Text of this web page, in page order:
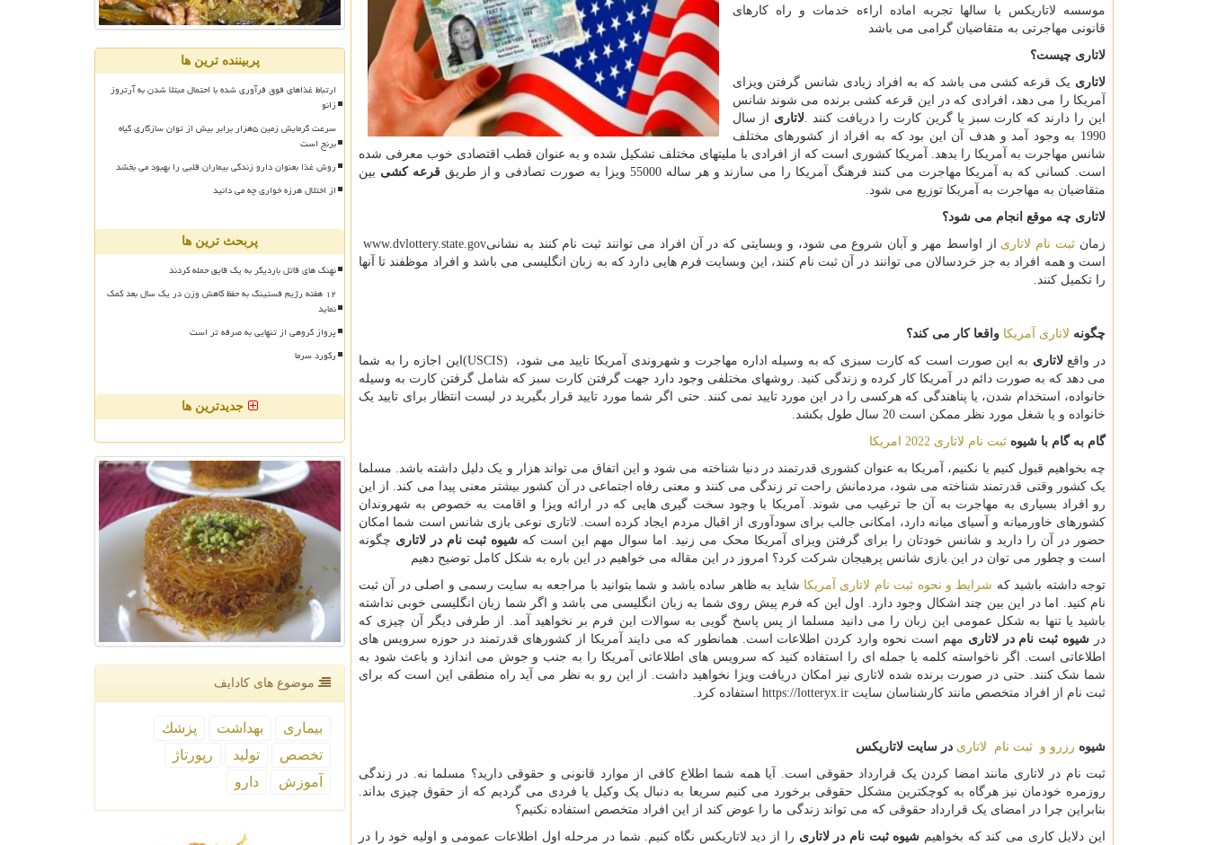
موسسه لاتاریکس با سالها تجربه اماده اراءه خدمات و راه کارهای
قانونی مهاجرتی به متقاضیان گرامی می باشد
لاتاری چیست؟
لاتاری یک قرعه کشی می باشد که به افراد زیادی شانس گرفتن ویزای
آمریکا را می دهد، افرادی که در این قرعه کشی برنده می شوند شانس
این را دارند که کارت سبز یا گرین کارت را دریافت کنند.لاتاری از سال
1990 به وجود آمد و هدف آن این بود که به افراد از کشورهای مختلف
شانس مهاجرت به آمریکا را بدهد. آمریکا کشوری است که از افرادی با ملیتهای مختلف تشکیل شده و به عنوان قطب اقتصادی خوب معرفی شده
است. کسانی که به آمریکا مهاجرت می کنند فرهنگ آمریکا را می سازند و هر ساله 55000 ویزا به صورت تصادفی و از طریق
قرعه کشی بین
متقاضیان به مهاجرت به آمریکا توزیع می شود.
لاتاری چه موقع انجام می شود؟
زمان ثبت نام لاتاری از اواسط مهر و آبان شروع می شود، و وبسایتی که در آن افراد می توانند ثبت نام کنند به نشانیwww.dvlottery.state.gov
است و همه افراد به جز خردسالان می توانند در آن ثبت نام کنند، این وبسایت فرم هایی دارد که به زبان انگلیسی می باشد و افراد موظفند تا آنها
را تکمیل کنند.
چگونه لاتاری آمریکا واقعا کار می کند؟
در واقعلاتاری به این صورت است که کارت سبزی که به وسیله اداره مهاجرت و شهروندی آمریکا تایید می شود، (USCIS) این اجازه را به شما
می دهد که به صورت دائم در آمریکا کار کرده و زندگی کنید. روشهای مختلفی وجود دارد جهت گرفتن کارت سبز که شامل گرفتن کارت به وسیله
خانواده، استخدام شدن، یا پناهندگی که هرکسی را در این مورد تایید نمی کنند. حتی اگر شما مورد تایید قرار بگیرید در لیست انتظار برای تایید یک
خانواده و یا شغل مورد نظر ممکن است 20 سال طول بکشد.
گام به گام با شیوه ثبت نام لاتاری 2022 امریکا
چه بخواهیم قبول کنیم یا نکنیم، آمریکا به عنوان کشوری قدرتمند در دنیا شناخته می شود و این اتفاق می تواند هزار و یک دلیل داشته باشد. مسلما
یک کشور وقتی قدرتمند شناخته می شود، مردمانش راحت تر زندگی می کنند و معنی رفاه اجتماعی در آن کشور بیشتر معنی پیدا می کند. از این
رو افراد بسیاری به مهاجرت به آن جا ترغیب می شوند. آمریکا با وجود سخت گیری هایی که در ارائه ویزا و اقامت به خصوص به شهروندان
کشورهای خاورمیانه و آسیای میانه دارد، امکانی جالب برای سودآوری از اقبال مردم ایجاد کرده است. لاتاری نوعی بازی شانس است شما امکان
حضور در آن را دارید و شانس خودتان را برای گرفتن ویزای آمریکا محک می زنید. اما سوال مهم این است که شیوه ثبت نام در لاتاری چگونه
است و چطور می توان در این بازی شانس پرهیجان شرکت کرد؟ امروز در این مقاله می خواهیم در این باره به شکل کامل توضیح دهیم
توجه داشته باشید که شرایط و نحوه ثبت نام لاتاری آمریکا شاید به ظاهر ساده باشد و شما بتوانید با مراجعه به سایت رسمی و اصلی در آن ثبت
نام کنید. اما در این بین چند اشکال وجود دارد. اول این که فرم پیش روی شما به زبان انگلیسی می باشد و اگر شما زبان انگلیسی خوبی نداشته
باشید یا تنها به شکل عمومی این زبان را می دانید مسلما از پس پاسخ گویی به سوالات این فرم بر نخواهید آمد. از طرفی دیگر آن چیزی که
در شیوه ثبت نام در لاتاری مهم است نحوه وارد کردن اطلاعات است. همانطور که می دایند آمریکا از کشورهای قدرتمند در حوزه سرویس های
اطلاعاتی است. اگر ناخواسته کلمه یا جمله ای را استفاده کنید که سرویس های اطلاعاتی آمریکا را به جنب و جوش می اندازد و باعث شود به
شما شک کنند. حتی در صورت برنده شده لاتاری نیز امکان دریافت ویزا نخواهید داشت. از این رو به نظر می آید راه منطقی این است که برای
ثبت نام از افراد متخصص مانند کارشناسان سایت https://lotteryx.ir استفاده کرد.
شیوه رزرو و ثبت نام لاتاری در سایت لاتاریکس
ثبت نام در لاتاری مانند امضا کردن یک قرارداد حقوقی است. آیا همه شما اطلاع کافی از موارد قانونی و حقوقی دارید؟ مسلما نه. در زندگی
روزمره خودمان نیز هرگاه به کوچکترین مشکل حقوقی برخورد می کنیم سریعا به دنبال یک وکیل یا فردی می گردیم که از حقوق چیزی بداند.
بنابراین چرا در امضای یک قرارداد حقوقی که می تواند زندگی ما را عوض کند از این افراد متخصص استفاده نکنیم؟
این دلایل کاری می کند که بخواهیم شیوه ثبت نام در لاتاری را از دید لاتاریکس نگاه کنیم. شما در مرحله اول اطلاعات عمومی و اولیه خود را در
پربیننده ترین ها
ارتباط غذاهای فوق فرآوری شده با احتمال مبتلا شدن به آرتروز
زانو
سرعت گرمایش زمین ۵هزار برابر بیش از توان سازگاری گیاه
برنج است
روش غذا بعنوان دارو زندگی بیماران قلبی را بهبود می بخشد
از اختلال هرزه خواری چه می دانید
پربحث ترین ها
نهنگ های قاتل باردیگر به یک قایق حمله کردند
۱۲ هفته رژیم فستینگ به حفظ کاهش وزن در یک سال بعد کمک
نماید
پرواز گروهی از تنهایی به صرفه تر است
رکورد سرما
جدیدترین ها
موضوع های كادایف
بیماری بهداشت
پزشك
تخصص
تولید
رپورتاژ
آموزش
دارو